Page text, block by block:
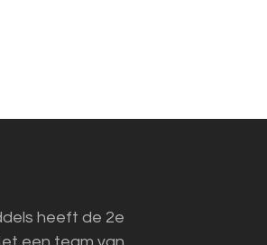
heeft de 2e
een team van